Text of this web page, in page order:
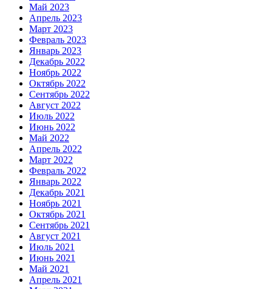
Май 2023
Апрель 2023
Март 2023
Февраль 2023
Январь 2023
Декабрь 2022
Ноябрь 2022
Октябрь 2022
Сентябрь 2022
Август 2022
Июль 2022
Июнь 2022
Май 2022
Апрель 2022
Март 2022
Февраль 2022
Январь 2022
Декабрь 2021
Ноябрь 2021
Октябрь 2021
Сентябрь 2021
Август 2021
Июль 2021
Июнь 2021
Май 2021
Апрель 2021